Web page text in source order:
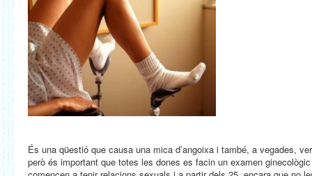
És una qüestió que causa una mica d’angoixa i també, a vegades,
però és important que totes les dones es facin un examen